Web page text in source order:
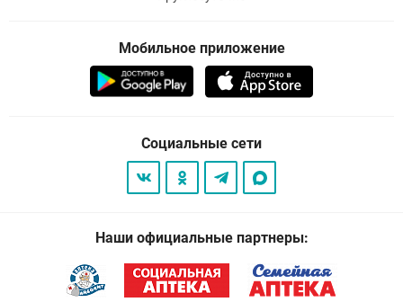
Мобильное приложение
Социальные сети
Наши официальные партнеры: